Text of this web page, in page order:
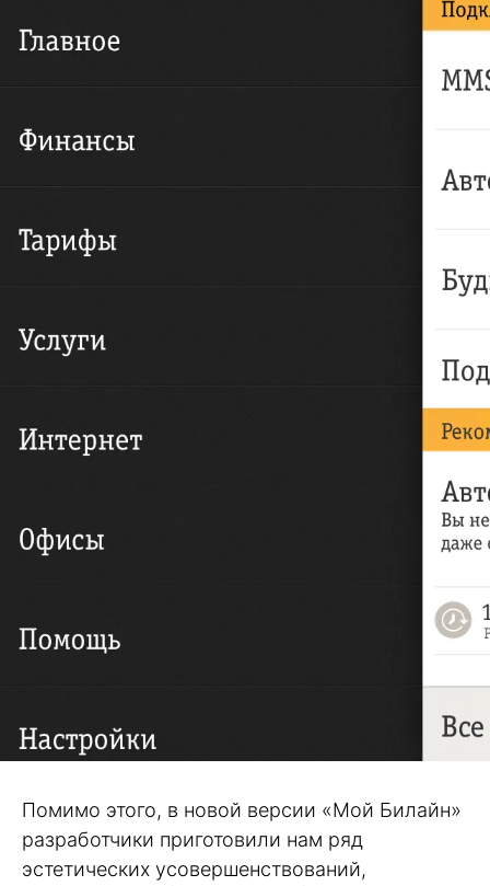
Помимо этого, в новой версии «Мой Билайн»
разработчики приготовили нам ряд
эстетических усовершенствований,